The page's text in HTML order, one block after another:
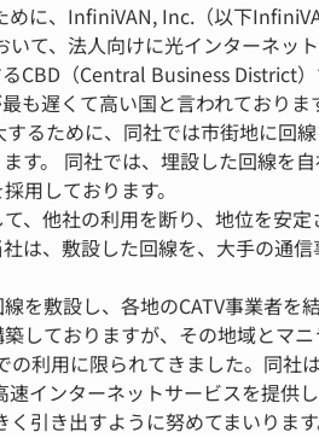
に、InfiniVAN, Inc.（以下
て、法人向けに光インターネッ
CBD（Central Business District）
も遅くて高い国と言われており
るために、同社では市街地に回
す。 同社では、埋設した回線を
用しております。
、他社の利用を断り、地位を安
は、敷設した回線を、大手の通
敷設し、各地のCATV事業者を
しておりますが、その地域とマ
利用に限られてきました。同
インターネットサービスを提供
引き出すように努めてまいります